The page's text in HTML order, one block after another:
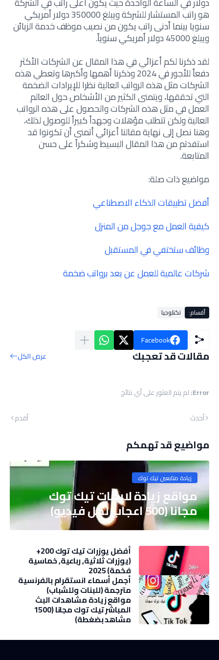
هو راتب المستشار للشركة ويبلغ 350000 دولار أمريكي
سنويا بينما أدنى راتب يكون من نصيب موظف خدمة الزبائن
ويبلغ 45000 دولار أمريكي سنوياً.
لقد ذكرنا لكم أعزائي في هذا المقال عن الشركات الأكثر
دفعاً للأجور في 2024 وذكرنا أهمها وأكبرها وتعطي هذه
الشركات مثل هذه الرواتب العالية نظرا للإيرادات الضخمة
التي تحققها، ويتمنى الكثير من الأشخاص حول العالم
العمل في مثل هذه الشركات والحصول على هذه الرواتب
العالية ولكن تتطلب مؤهلات وجهداً كبيراً للوصول لذلك،
وهنا نصل إلى نهاية مقالنا أعزائي أتمنى أن تكونوا قد
استفدتم من هذا المقال البسيط وشكراً على حسن
المتابعة.
مواضيع ذات صلة:
أفضل تطبيقات الذكاء الاصطناعي
كيفية العمل مع جوجل من المنزل
وظائف ستختفي في المستقبل
شركات عالمية للعمل عن بعد برواتب ضخمة
أقسام: تكنلوجيا
Facebook
مقالات قد تعجبك عرض الكل
Error: لم يتم العثور على أي نتائج
أحدث
أقدم
مواضيع قد تهمكم
زيادة متابعين تيك توك
مواقع زيادة لايكات تيك توك
مجانا (500 اعجاب لكل فيديو)
أفضل يوزرات تيك توك 200+
(يوزرات ثلاثية, رباعية, خماسية
فخمة) 2025
أجمل أسماء انستقرام بالفرنسية
مترجمة (للبنات وللشباب)
مواقع زيادة مشاهدات البث
المباشر تيك توك مجانا (1500
مشاهد بضغطة)